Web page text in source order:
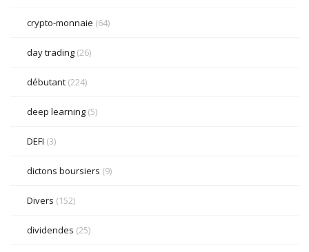
crypto-monnaie (64)
day trading (26)
débutant (224)
deep learning (5)
DEFI (3)
dictons boursiers (9)
Divers (152)
dividendes (25)